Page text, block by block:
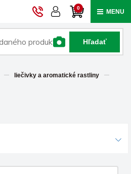
0 MENU
Hľadať
liečivky a aromatické rastliny